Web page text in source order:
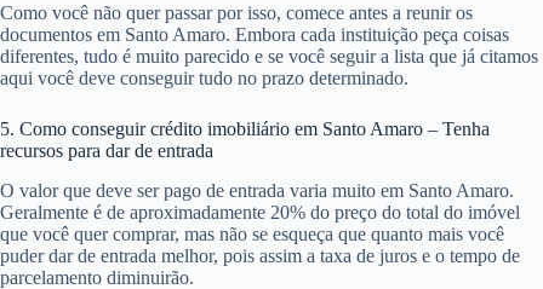
Como você não quer passar por isso, comece antes a reunir os
documentos em Santo Amaro. Embora cada instituição peça coisas
diferentes, tudo é muito parecido e se você seguir a lista que já citamos
aqui você deve conseguir tudo no prazo determinado.
5. Como conseguir crédito imobiliário em Santo Amaro – Tenha
recursos para dar de entrada
O valor que deve ser pago de entrada varia muito em Santo Amaro.
Geralmente é de aproximadamente 20% do preço do total do imóvel
que você quer comprar, mas não se esqueça que quanto mais você
puder dar de entrada melhor, pois assim a taxa de juros e o tempo de
parcelamento diminuirão.